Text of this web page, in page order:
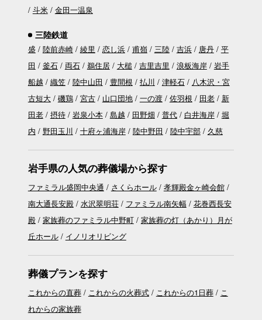
斗米
金田一温泉
三陸鉄道
盛 陸前赤崎 綾里 恋し浜 甫嶺 三陸 吉浜 唐丹
平
田
釜石 両石 鵜住居 大槌 吉里吉里 浪板海岸
岩手
船越
織笠 陸中山田 豊間根 払川 津軽石
八木沢・宮
古短大
磯鶏 宮古 山口団地 一の渡 佐羽根 田老
新
田老
摂待 岩泉小本 島越 田野畑 普代 白井海岸
堀
内
野田玉川 十府ヶ浦海岸 陸中野田 陸中宇部 久慈
岩手県の人気の葬儀場から探す
ファミラル盛岡中央通 さくらホール
孝輝殿金ヶ崎会館
南大通長安殿
水沢翠明荘 ファミラル南矢幅
花巻西長安
殿
家族葬のファミラル中野町
家族葬の灯（あかり）月が
丘ホール
イノリオリビング
葬儀プランを探す
これからの直葬 これからの火葬式 これからの1日葬
こ
れからの家族葬